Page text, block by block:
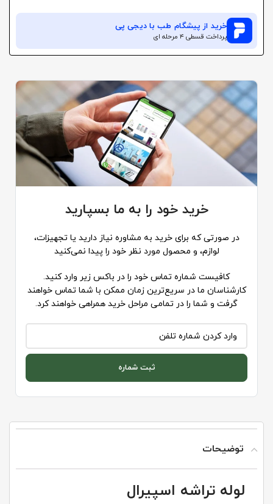
خرید از پیشگام طببا دیجی پی
پرداخت قسطی ۴ مرحله ای
خرید خود را به ما بسپارید
در صورتی که برای خرید به مشاوره نیاز دارید یا تجهیزات،
لوازم، و محصول مورد نظر خود را پیدا نمی‌کنید
کافیست شماره تماس خود را در باکس زیر وارد کنید.
کارشناسان ما در سریع‌ترین زمان ممکن با شما تماس خواهند
گرفت و شما را در تمامی مراحل خرید همراهی خواهند کرد.
ثبت شماره
توضیحات
لوله تراشه اسپیرال